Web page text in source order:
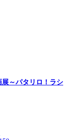
～パタリロ！ラシ